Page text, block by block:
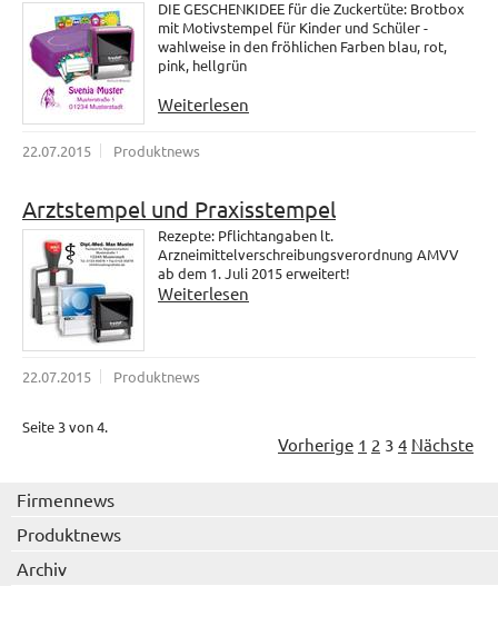
DIE GESCHENKIDEE für die Zuckertüte: Brotbox
mit Motivstempel für Kinder und Schüler -
wahlweise in den fröhlichen Farben blau, rot,
pink, hellgrün
Weiterlesen
22.07.2015 Produktnews
Arztstempel und Praxisstempel
Rezepte: Pflichtangaben lt.
Arzneimittelverschreibungsverordnung AMVV
ab dem 1. Juli 2015 erweitert!
Weiterlesen
22.07.2015 Produktnews
Seite 3 von 4.
Vorherige 1 2 3 4 Nächste
Firmennews
Produktnews
Archiv